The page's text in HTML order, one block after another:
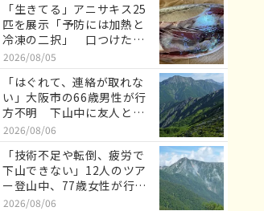
「生きてる」アニサキス25
匹を展示「予防には加熱と
冷凍の二択」 口つけたペ
ットボ...
2026/08/05
「はぐれて、連絡が取れな
い」大阪市の66歳男性が行
方不明 下山中に友人とは
ぐれる...
2026/08/06
「技術不足や転倒、疲労で
下山できない」12人のツア
ー登山中、77歳女性が行動
不能...
2026/08/06